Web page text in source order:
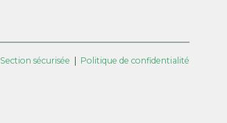
Section sécurisée Politique de confidentialité